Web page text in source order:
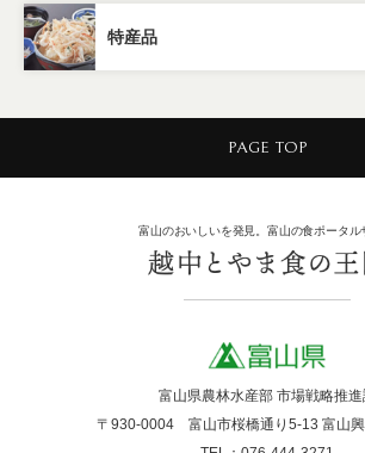
特産品
PAGE TOP
富山のおいしいを発見。富山の食ポータル
富山県農林水産部 市場戦略推進
〒930-0004 富山市桜橋通り5-13 富山